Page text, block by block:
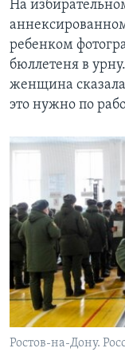
На
ребенком
бюллетеня в
женщина
это нужно по
Ростов-на-Дону.